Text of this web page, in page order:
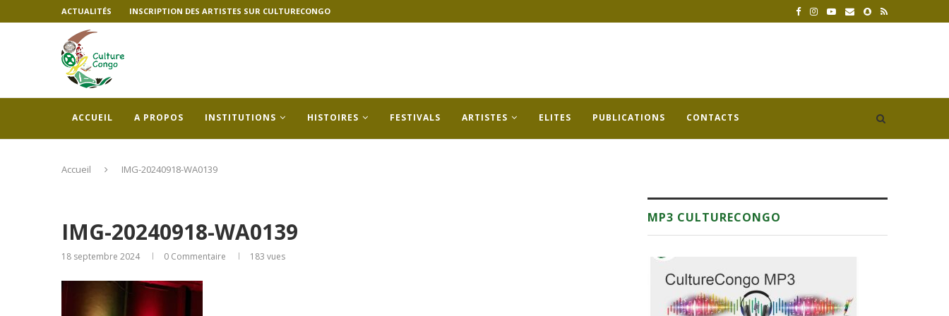
ACTUALITÉS INSCRIPTION DES ARTISTES SUR CULTURECONGO
ACCUEIL A PROPOS INSTITUTIONS HISTOIRES FESTIVALS ARTISTES ELITES PUBLICATIONS CONTACTS
Accueil IMG-20240918-WA0139
IMG-20240918-WA0139
18 septembre 2024 0 Commentaire 183 vues
MP3 CULTURECONGO